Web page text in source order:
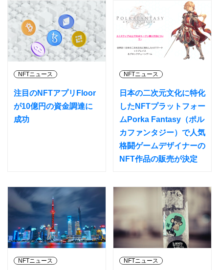
NFTニュース
注目のNFTアプリFloor
が10億円の資金調達に
成功
NFTニュース
日本の二次元文化に特化
したNFTプラットフォー
ムPorka Fantasy（ポル
カファンタジー）で人気
格闘ゲームデザイナーの
NFT作品の販売が決定
NFTニュース NFTニュース